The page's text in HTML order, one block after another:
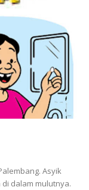
Asyik
dalam mulutnya.